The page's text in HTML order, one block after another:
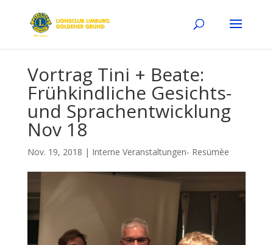
Vortrag Tini + Beate:
Frühkindliche Gesichts-
und Sprachentwicklung
Nov 18
Nov. 19, 2018 | Interne Veranstaltungen- Resümèe